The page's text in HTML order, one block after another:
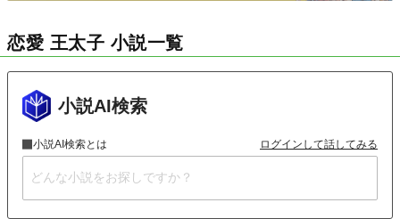
恋愛 王太子 小説一覧
小説AI検索
小説AI検索とは ログインして話してみる